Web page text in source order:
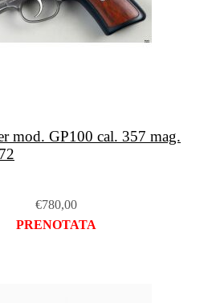
mod. GP100 cal. 357 mag.
€780,00
PRENOTATA